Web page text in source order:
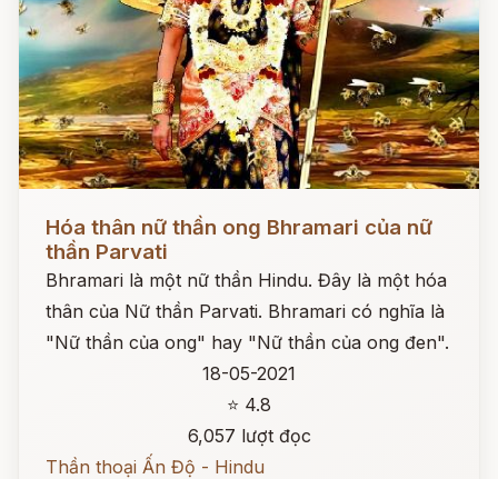
Hóa thân nữ thần ong Bhramari của nữ
thần Parvati
Bhramari là một nữ thần Hindu. Đây là một hóa
thân của Nữ thần Parvati. Bhramari có nghĩa là
"Nữ thần của ong" hay "Nữ thần của ong đen".
18-05-2021
⭐ 4.8
6,057 lượt đọc
Thần thoại Ấn Độ - Hindu